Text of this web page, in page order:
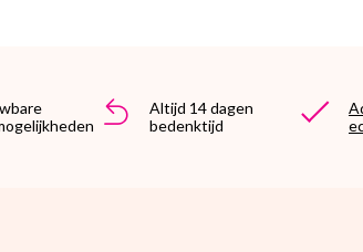
Altijd 14 dagen
bedenktijd